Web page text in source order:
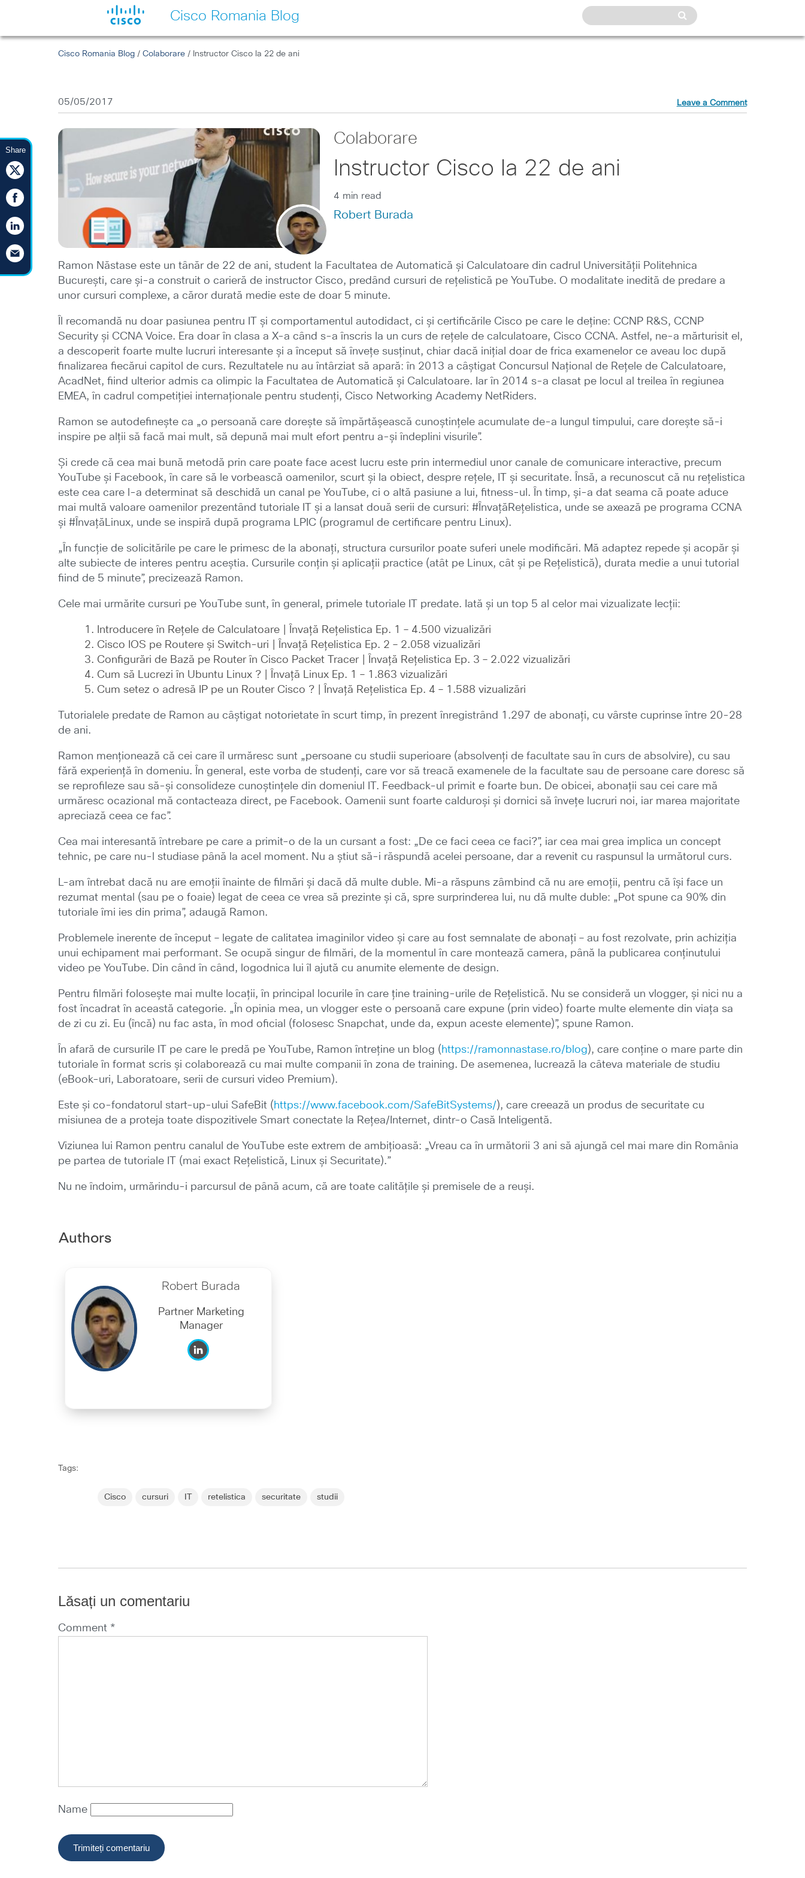
Cisco Romania Blog
Share
Cisco Romania Blog /Colaborare / Instructor Cisco la 22 de ani
05/05/2017 Leave a Comment
Colaborare
Instructor Cisco la 22 de ani
4 min read
Robert Burada
Ramon Năstase este un tânăr de 22 de ani, student la Facultatea de Automatică și Calculatoare din cadrul Universității Politehnica
București, care și-a construit o carieră de instructor Cisco, predând cursuri de rețelistică pe YouTube. O modalitate inedită de predare a
unor cursuri complexe, a căror durată medie este de doar 5 minute.
Îl recomandă nu doar pasiunea pentru IT și comportamentul autodidact, ci și certificările Cisco pe care le deține: CCNP R&S, CCNP
Security și CCNA Voice. Era doar în clasa a X-a când s-a înscris la un curs de rețele de calculatoare, Cisco CCNA. Astfel, ne-a mărturisit el,
a descoperit foarte multe lucruri interesante și a început să învețe susținut, chiar dacă inițial doar de frica examenelor ce aveau loc după
finalizarea fiecărui capitol de curs. Rezultatele nu au întârziat să apară: în 2013 a câștigat Concursul Național de Rețele de Calculatoare,
AcadNet, fiind ulterior admis ca olimpic la Facultatea de Automatică și Calculatoare. Iar în 2014 s-a clasat pe locul al treilea în regiunea
EMEA, în cadrul competiției internaționale pentru studenți, Cisco Networking Academy NetRiders.
Ramon se autodefinește ca „o persoană care dorește să împărtășească cunoștințele acumulate de-a lungul timpului, care dorește să-i
inspire pe alții să facă mai mult, să depună mai mult efort pentru a-și îndeplini visurile”.
Și crede că cea mai bună metodă prin care poate face acest lucru este prin intermediul unor canale de comunicare interactive, precum
YouTube și Facebook, în care să le vorbească oamenilor, scurt și la obiect, despre rețele, IT și securitate. Însă, a recunoscut că nu rețelistica
este cea care l-a determinat să deschidă un canal pe YouTube, ci o altă pasiune a lui, fitness-ul. În timp, și-a dat seama că poate aduce
mai multă valoare oamenilor prezentând tutoriale IT și a lansat două serii de cursuri: #ÎnvațăRețelistica, unde se axează pe programa CCNA
și #ÎnvațăLinux, unde se inspiră după programa LPIC (programul de certificare pentru Linux).
„În funcție de solicitările pe care le primesc de la abonați, structura cursurilor poate suferi unele modificări. Mă adaptez repede și acopăr și
alte subiecte de interes pentru aceștia. Cursurile conțin și aplicații practice (atât pe Linux, cât și pe Rețelistică), durata medie a unui tutorial
fiind de 5 minute”, precizează Ramon.
Cele mai urmărite cursuri pe YouTube sunt, în general, primele tutoriale IT predate. Iată și un top 5 al celor mai vizualizate lecții:
Introducere în Rețele de Calculatoare | Învață Rețelistica Ep. 1 – 4.500 vizualizări
Cisco IOS pe Routere și Switch-uri | Învață Rețelistica Ep. 2 – 2.058 vizualizări
Configurări de Bază pe Router în Cisco Packet Tracer | Învață Rețelistica Ep. 3 – 2.022 vizualizări
Cum să Lucrezi în Ubuntu Linux ? | Învață Linux Ep. 1 – 1.863 vizualizări
Cum setez o adresă IP pe un Router Cisco ? | Învață Rețelistica Ep. 4 – 1.588 vizualizări
Tutorialele predate de Ramon au câștigat notorietate în scurt timp, în prezent înregistrând 1.297 de abonați, cu vârste cuprinse între 20-28
de ani.
Ramon menționează că cei care îl urmăresc sunt „persoane cu studii superioare (absolvenți de facultate sau în curs de absolvire), cu sau
fără experiență în domeniu. În general, este vorba de studenți, care vor să treacă examenele de la facultate sau de persoane care doresc să
se reprofileze sau să-și consolideze cunoștințele din domeniul IT. Feedback-ul primit e foarte bun. De obicei, abonații sau cei care mă
urmăresc ocazional mă contacteaza direct, pe Facebook. Oamenii sunt foarte calduroși și dornici să învețe lucruri noi, iar marea majoritate
apreciază ceea ce fac”.
Cea mai interesantă întrebare pe care a primit-o de la un cursant a fost: „De ce faci ceea ce faci?”, iar cea mai grea implica un concept
tehnic, pe care nu-l studiase până la acel moment. Nu a știut să-i răspundă acelei persoane, dar a revenit cu raspunsul la următorul curs.
L-am întrebat dacă nu are emoții înainte de filmări și dacă dă multe duble. Mi-a răspuns zâmbind că nu are emoții, pentru că își face un
rezumat mental (sau pe o foaie) legat de ceea ce vrea să prezinte și că, spre surprinderea lui, nu dă multe duble: „Pot spune ca 90% din
tutoriale îmi ies din prima”, adaugă Ramon.
Problemele inerente de început – legate de calitatea imaginilor video și care au fost semnalate de abonați – au fost rezolvate, prin achiziția
unui echipament mai performant. Se ocupă singur de filmări, de la momentul în care montează camera, până la publicarea conținutului
video pe YouTube. Din când în când, logodnica lui îl ajută cu anumite elemente de design.
Pentru filmări folosește mai multe locații, în principal locurile în care ține training-urile de Rețelistică. Nu se consideră un vlogger, și nici nu a
fost încadrat în această categorie. „În opinia mea, un vlogger este o persoană care expune (prin video) foarte multe elemente din viața sa
de zi cu zi. Eu (încă) nu fac asta, în mod oficial (folosesc Snapchat, unde da, expun aceste elemente)”, spune Ramon.
În afară de cursurile IT pe care le predă pe YouTube, Ramon întreține un blog ( https://ramonnastase.ro/blog), care conține o mare parte din
tutoriale în format scris și colaborează cu mai multe companii în zona de training. De asemenea, lucrează la câteva materiale de studiu
(eBook-uri, Laboratoare, serii de cursuri video Premium).
Este și co-fondatorul start-up-ului SafeBit ( https://www.facebook.com/SafeBitSystems/), care creează un produs de securitate cu
misiunea de a proteja toate dispozitivele Smart conectate la Rețea/Internet, dintr-o Casă Inteligentă.
Viziunea lui Ramon pentru canalul de YouTube este extrem de ambițioasă: „Vreau ca în următorii 3 ani să ajungă cel mai mare din România
pe partea de tutoriale IT (mai exact Rețelistică, Linux și Securitate).”
Nu ne îndoim, urmărindu-i parcursul de până acum, că are toate calitățile și premisele de a reuși.
Authors
Robert Burada
Partner Marketing
Manager
Tags:
Cisco cursuri retelistica securitate studii
Lăsați un comentariu
Comment *
Name